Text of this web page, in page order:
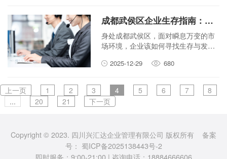
成都武侯区企业生存指南：市场变了，我们怎么办？
身处成都武侯区，面对瞬息万变的市
场环境，企业该如何寻找生存与发展
略，帮助您的企业平稳渡过风浪。
2025-12-29 680
上一页 1 2 3 4 5 6 7
8
...
20 21 下一页
Copyright © 2023. 四川兴汇达企业管理有限公司 版权所有 备案
号： 蜀ICP备2025138443号-2
即时服务：9:00-21:00 | 咨询电话：18884666606